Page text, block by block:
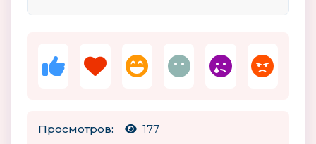
Просмотров:
177